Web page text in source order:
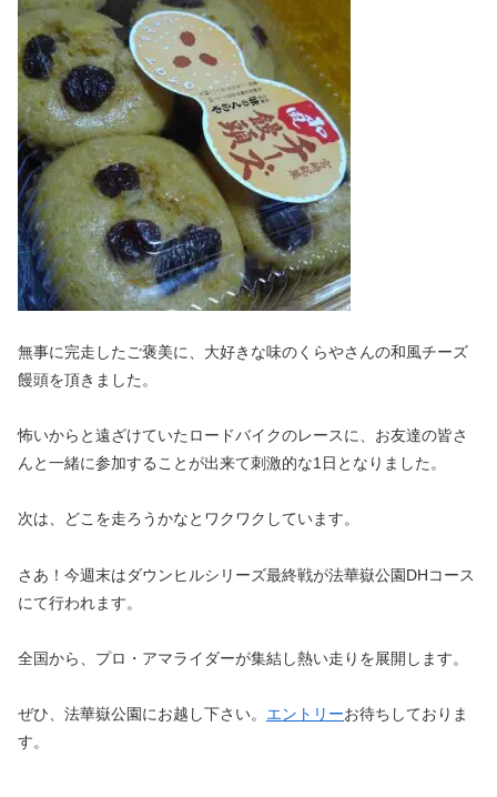
無事に完走したご褒美に、大好きな味のくらやさんの和風チーズ
饅頭を頂きました。
怖いからと遠ざけていたロードバイクのレースに、お友達の皆さ
んと一緒に参加することが出来て刺激的な1日となりました。
次は、どこを走ろうかなとワクワクしています。
さあ！今週末はダウンヒルシリーズ最終戦が法華嶽公園DHコース
にて行われます。
全国から、プロ・アマライダーが集結し熱い走りを展開します。
ぜひ、法華嶽公園にお越し下さい。 エントリーお待ちしておりま
す。